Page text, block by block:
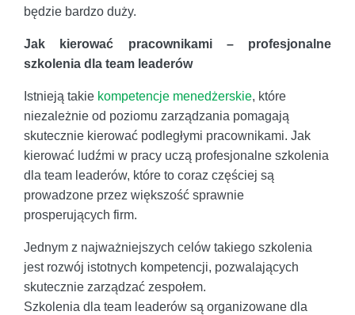
będzie bardzo duży.
Jak kierować pracownikami – profesjonalne
szkolenia dla team leaderów
Istnieją takie kompetencje menedżerskie, które
niezależnie od poziomu zarządzania pomagają
skutecznie kierować podległymi pracownikami. Jak
kierować ludźmi w pracy uczą profesjonalne szkolenia
dla team leaderów, które to coraz częściej są
prowadzone przez większość sprawnie
prosperujących firm.
Jednym z najważniejszych celów takiego szkolenia
jest rozwój istotnych kompetencji, pozwalających
skutecznie zarządzać zespołem.
Szkolenia dla team leaderów są organizowane dla